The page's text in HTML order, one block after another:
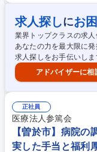
【変更の範囲】変更なし 募集職種 【曽於市】訪問介護スタッフ★夜勤な
し★託児所完備◎残業ほ
求人探しにお
業界トップクラスの求人
あなたの力を最大限に発
求人探しをお手伝いしま
アドバイザーに相
正社員
医療法人参篤会
【曽於市】病院の
実した手当と福利